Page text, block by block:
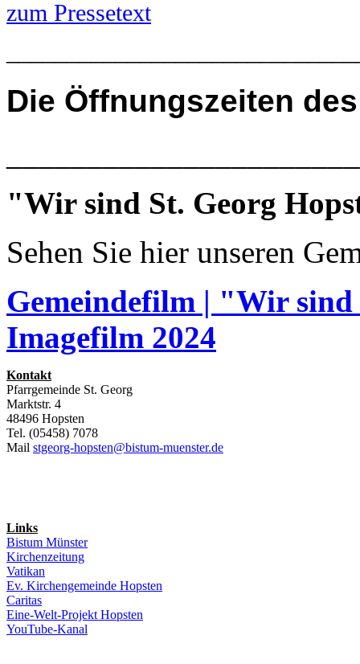
zum Pressetext
Die Öffnungszeiten
"Wir sind St. Georg
Sehen Sie hier unseren
Gemeindefilm | "Wir
Imagefilm 2024
Kontakt
Pfarrgemeinde St. Georg
Marktstr. 4
48496 Hopsten
Tel. (05458) 7078
Mail stgeorg-hopsten@bistum-muenster.de
Links
Bistum Münster
Kirchenzeitung
Vatikan
Ev. Kirchengemeinde Hopsten
Caritas
Eine-Welt-Projekt Hopsten
YouTube-Kanal